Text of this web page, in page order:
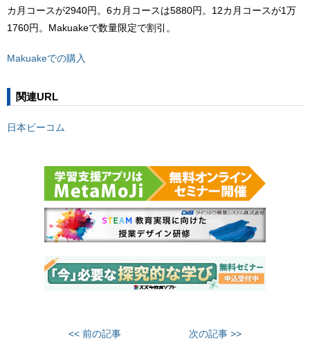
カ月コースが2940円。6カ月コースは5880円。12カ月コースが1万
1760円。Makuakeで数量限定で割引。
Makuakeでの購入
関連URL
日本ビーコム
<< 前の記事 次の記事 >>